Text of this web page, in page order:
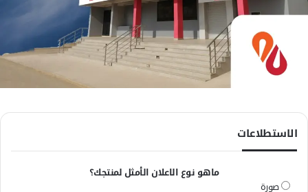
الاستطلاعات
ماهو نوع الاعلان الأمثل لمنتجك؟
صورة